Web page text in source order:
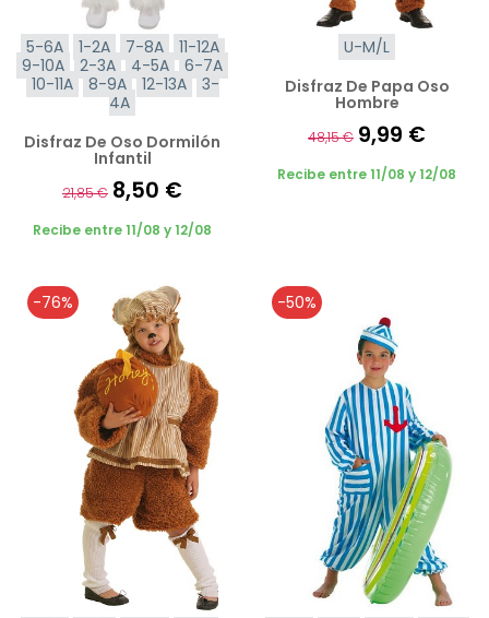
5-6A 1-2A 7-8A
11-12A
9-10A
2-3A 4-5A
6-7A
10-11A
8-9A 12-13A
3-
4A
Disfraz De Oso Dormilón
Infantil
21,85 € 8,50 €
Recibe entre 11/08 y 12/08
U-M/L
Disfraz De Papa Oso
Hombre
48,15 € 9,99 €
Recibe entre 11/08 y 12/08
-76% -50%